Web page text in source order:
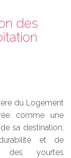
des
du Logement
comme une
sa destination,
et de
des yourtes